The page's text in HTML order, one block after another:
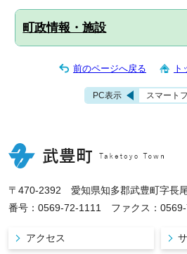
町政情報・施設
前のページへ戻る ト
PC表示 スマート
〒470-2392 愛知県知多郡武豊町字長
番号：0569-72-1111 ファクス：
アクセス